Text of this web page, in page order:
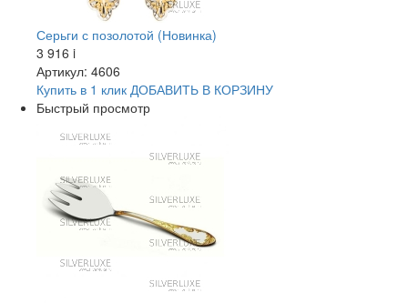
Серьги с позолотой (Новинка)
3 916 i
Артикул: 4606
Купить в 1 клик ДОБАВИТЬ В КОРЗИНУ
Быстрый просмотр